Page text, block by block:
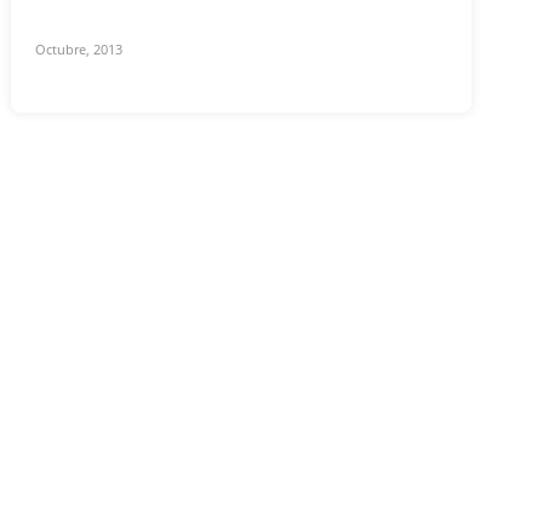
Octubre, 2013